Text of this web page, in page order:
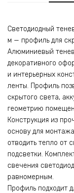
Светодиодный
м — профиль для
Алюминиевый
декоративного
и интерьерных
ленты. Профиль
скрытого света,
геометрию
Конструкция из
основу для
отводить тепло от
подсветки.
свечения
равномерным.
Профиль подходит